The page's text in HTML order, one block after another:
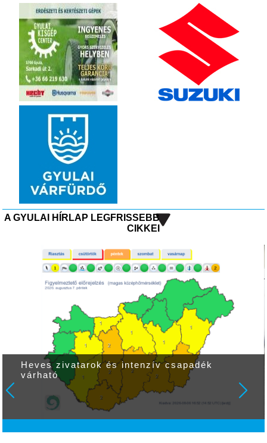
A GYULAI HÍRLAP LEGFRISSEBB
CIKKEI
Heves zivatarok és intenzív csapadék
várható